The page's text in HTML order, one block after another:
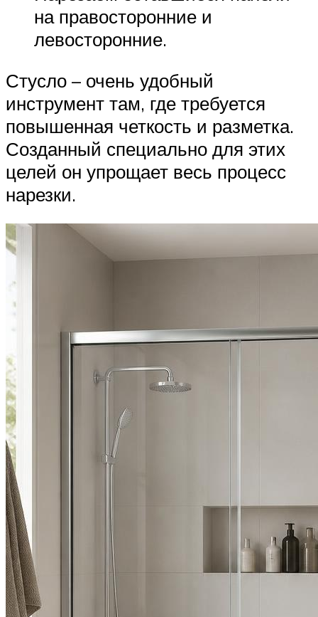
на правосторонние и
левосторонние.
Стусло – очень удобный
инструмент там, где требуется
повышенная четкость и разметка.
Созданный специально для этих
целей он упрощает весь процесс
нарезки.